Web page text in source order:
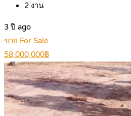
2 งาน
3 ปี ago
ขาย For Sale
58,000,000฿